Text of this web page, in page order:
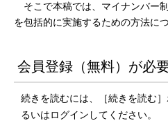
そこで本稿では、マイナンバー
を包括的に実施するための方法に
会員登録（無料）が必
続きを読むには、［続きを読む
るいはログインしてください。